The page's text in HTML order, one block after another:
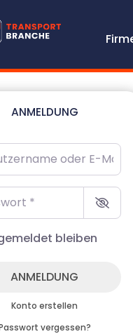
ANMELDUNG
oder E-Mail-
bleiben
ANMELDUNG
Konto erstellen
vergessen?